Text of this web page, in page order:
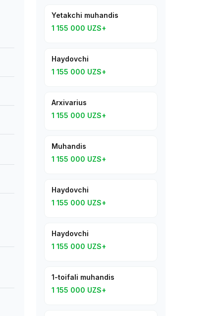
Yetakchi muhandis
1 155 000 UZS+
Haydovchi
1 155 000 UZS+
Arxivarius
1 155 000 UZS+
Muhandis
1 155 000 UZS+
Haydovchi
1 155 000 UZS+
Haydovchi
1 155 000 UZS+
1-toifali muhandis
1 155 000 UZS+